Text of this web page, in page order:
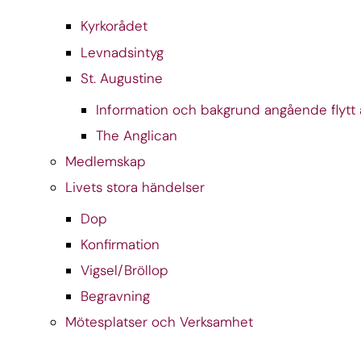
Kyrkorådet
Levnadsintyg
St. Augustine
Information och bakgrund angående flytt
The Anglican
Medlemskap
Livets stora händelser
Dop
Konfirmation
Vigsel/Bröllop
Begravning
Mötesplatser och Verksamhet